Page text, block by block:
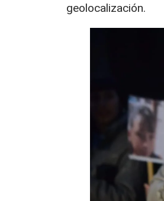
geolocalización.